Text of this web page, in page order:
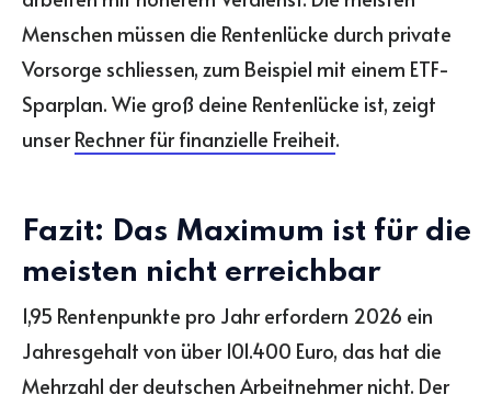
Menschen müssen die Rentenlücke durch private
Vorsorge schliessen, zum Beispiel mit einem ETF-
Sparplan. Wie groß deine Rentenlücke ist, zeigt
unserRechner für finanzielle Freiheit.
Fazit: Das Maximum ist für die
meisten nicht erreichbar
1,95 Rentenpunkte pro Jahr erfordern 2026 ein
Jahresgehalt von über 101.400 Euro, das hat die
Mehrzahl der deutschen Arbeitnehmer nicht. Der